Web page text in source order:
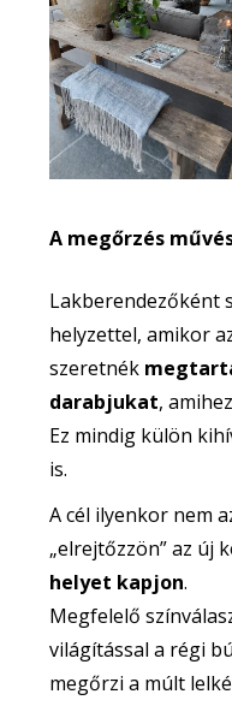
A megőrzés
Lakberendezőként
helyzettel, amikor
szeretnék
darabjukat,
Ez mindig külön
is.
A cél ilyenkor nem
„elrejtőzzön” az új
helyet kapjon.
Megfelelő
világítással a régi
megőrzi a múlt